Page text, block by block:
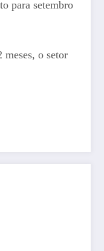
para setembro
meses, o setor